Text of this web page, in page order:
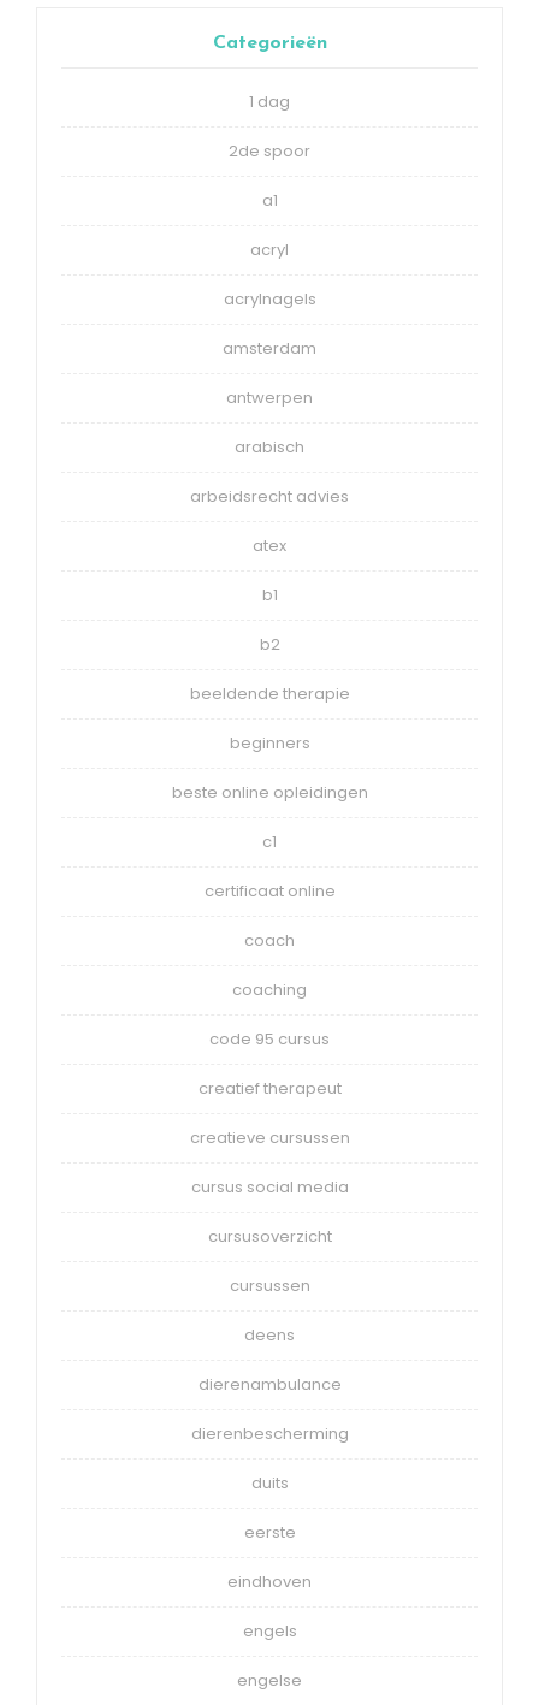
Categorieën
1 dag
2de spoor
a1
acryl
acrylnagels
amsterdam
antwerpen
arabisch
arbeidsrecht advies
atex
b1
b2
beeldende therapie
beginners
beste online opleidingen
c1
certificaat online
coach
coaching
code 95 cursus
creatief therapeut
creatieve cursussen
cursus social media
cursusoverzicht
cursussen
deens
dierenambulance
dierenbescherming
duits
eerste
eindhoven
engels
engelse